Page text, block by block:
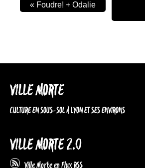
« Foudre! + Odalie
VILLE MORTE
CULTURE EN SOUS-SOL À LYON ET SES ENVIRONS
VILLE MORTE 2.0
Ville Morte en Flux RSS